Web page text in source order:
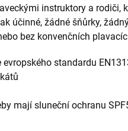
instruktory a rodiči,
účinné, žádné šňůrky,
bez konvenčních
standardu
mají sluneční ochranu